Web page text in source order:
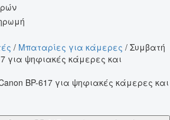
/ Μπαταρίες για κάμερες / Συμβατή
για ψηφιακές κάμερες και